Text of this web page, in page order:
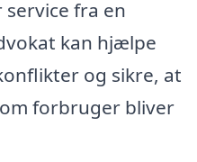
fra en
kan hjælpe
og sikre, at
forbruger bliver